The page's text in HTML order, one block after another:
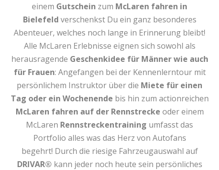
einem Gutschein zum McLaren fahren in
Bielefeld verschenkst Du ein ganz besonderes
Abenteuer, welches noch lange in Erinnerung bleibt!
Alle McLaren Erlebnisse eignen sich sowohl als
herausragende Geschenkidee für Männer wie auch
für Frauen: Angefangen bei der Kennenlerntour mit
persönlichem Instruktor über die Miete für einen
Tag oder ein Wochenende bis hin zum actionreichen
McLaren fahren auf der Rennstrecke oder einem
McLaren Rennstreckentraining umfasst das
Portfolio alles was das Herz von Autofans
begehrt! Durch die riesige Fahrzeugauswahl auf
DRIVAR® kann jeder noch heute sein persönliches